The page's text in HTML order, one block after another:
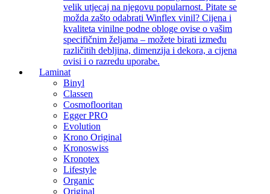
velik utjecaj na njegovu popularnost. Pitate se
možda zašto odabrati Winflex vinil? Cijena i
kvaliteta vinilne podne obloge ovise o vašim
specifičnim željama – možete birati između
različitih debljina, dimenzija i dekora, a cijena
ovisi i o razredu uporabe.
Laminat
Binyl
Classen
Cosmoflooritan
Egger PRO
Evolution
Krono Original
Kronoswiss
Kronotex
Lifestyle
Organic
Original